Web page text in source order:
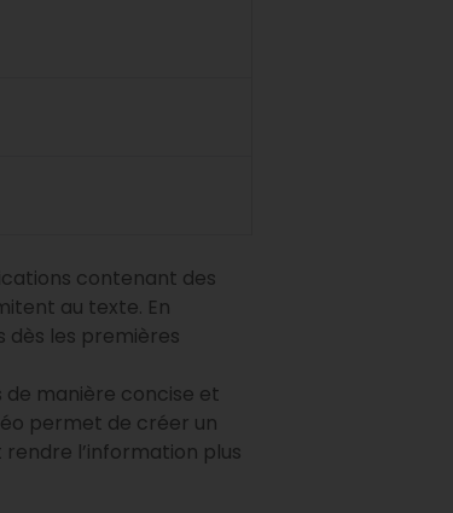
contenant des
au texte. En
dès les premières
de manière concise et
permet de créer un
l’information plus